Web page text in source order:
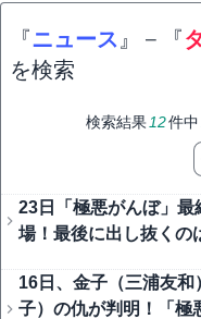
『ニュース 』 − 『
を検索
検索結果 12件中
23日「極悪がんぼ」
場！最後に出し抜くの
16日、金子（三浦友
子）の仇が判明！「極